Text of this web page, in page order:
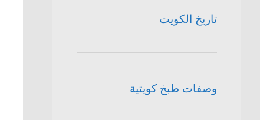
تاريخ الكويت
وصفات طبخ كويتية